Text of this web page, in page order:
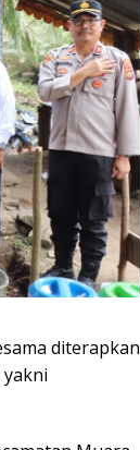
diterapkan